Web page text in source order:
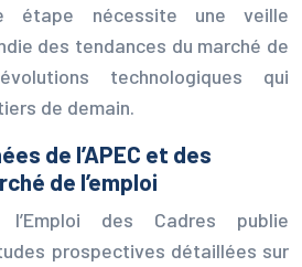
étape nécessite une veille
des tendances du marché de
technologiques qui
de demain.
de l’APEC et des
de l’emploi
l’Emploi des Cadres publie
prospectives détaillées sur